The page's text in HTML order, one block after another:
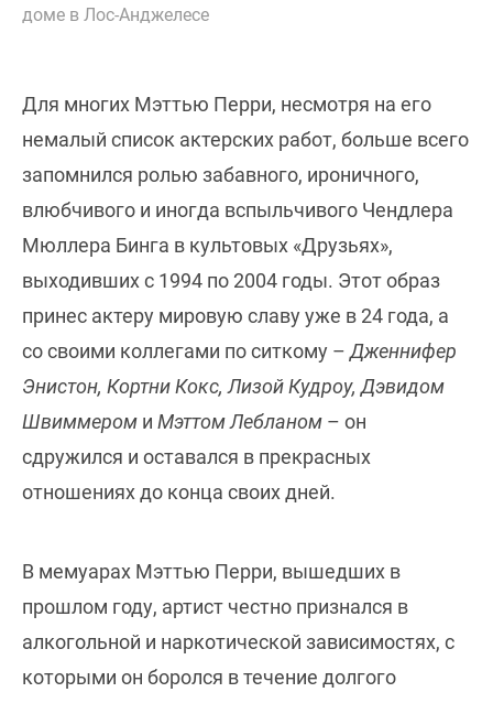
доме в Лос-Анджелесе
Для многих Мэттью Перри, несмотря на его
немалый список актерских работ, больше всего
запомнился ролью забавного, ироничного,
влюбчивого и иногда вспыльчивого Чендлера
Мюллера Бинга в культовых «Друзьях»,
выходивших с 1994 по 2004 годы. Этот образ
принес актеру мировую славу уже в 24 года, а
со своими коллегами по ситкому – Дженнифер
Энистон, Кортни Кокс, Лизой Кудроу, Дэвидом
Швиммером и Мэттом Лебланом – он
сдружился и оставался в прекрасных
отношениях до конца своих дней.
В мемуарах Мэттью Перри, вышедших в
прошлом году, артист честно признался в
алкогольной и наркотической зависимостях, с
которыми он боролся в течение долгого